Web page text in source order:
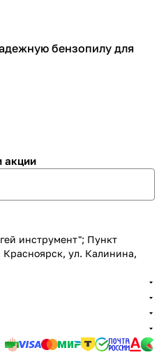
бензопилу для
акции
инструмент"; Пункт
Красноярск, ул. Калинина,